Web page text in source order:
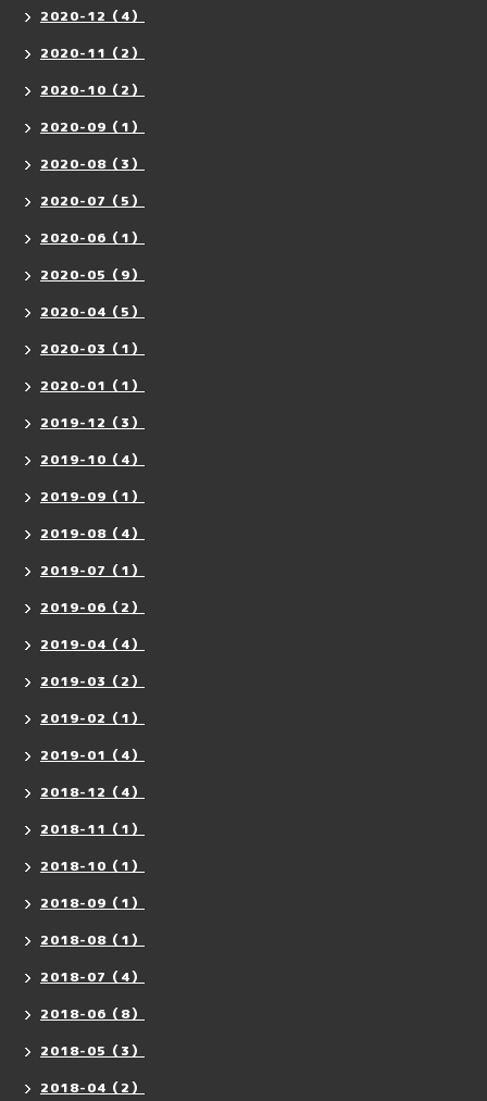
2020-12（4）
2020-11（2）
2020-10（2）
2020-09（1）
2020-08（3）
2020-07（5）
2020-06（1）
2020-05（9）
2020-04（5）
2020-03（1）
2020-01（1）
2019-12（3）
2019-10（4）
2019-09（1）
2019-08（4）
2019-07（1）
2019-06（2）
2019-04（4）
2019-03（2）
2019-02（1）
2019-01（4）
2018-12（4）
2018-11（1）
2018-10（1）
2018-09（1）
2018-08（1）
2018-07（4）
2018-06（8）
2018-05（3）
2018-04（2）